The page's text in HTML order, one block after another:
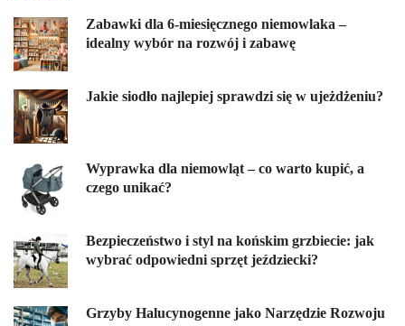
Zabawki dla 6-miesięcznego niemowlaka –
idealny wybór na rozwój i zabawę
Jakie siodło najlepiej sprawdzi się w ujeżdżeniu?
Wyprawka dla niemowląt – co warto kupić, a
czego unikać?
Bezpieczeństwo i styl na końskim grzbiecie: jak
wybrać odpowiedni sprzęt jeździecki?
Grzyby Halucynogenne jako Narzędzie Rozwoju